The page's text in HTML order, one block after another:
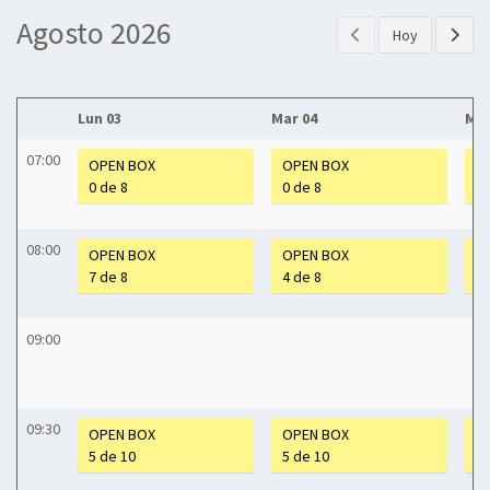
Agosto 2026 Hoy
Lun 03 Mar 04
07:00
OPEN BOX
0 de 8
OPEN BOX
0 de 8
08:00
OPEN BOX
7 de 8
OPEN BOX
4 de 8
09:00
09:30
OPEN BOX
5 de 10
OPEN BOX
5 de 10